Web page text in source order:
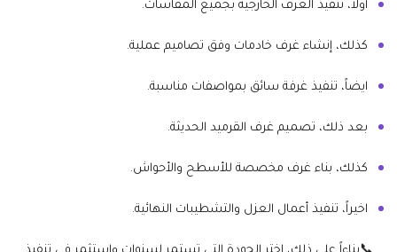
أولاً، تنفيذ الغرف الخارجية بجميع المقاسات.
كذلك، إنشاء غرف خادمات وفق تصاميم عملية.
ايضاً، تنفيذ غرفة سائق بمواصفات مناسبة.
بعد ذلك، تصميم غرف القرميد الحديثة.
كذلك، بناء غرف مخصصة للأسطح والأحواش.
اخيراً، تنفيذ أعمال العزل والتشطيبات النهائية.